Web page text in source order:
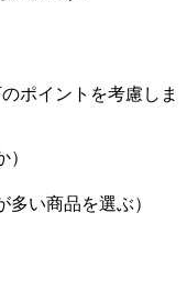
ポイントを考慮しま
い商品を選ぶ）